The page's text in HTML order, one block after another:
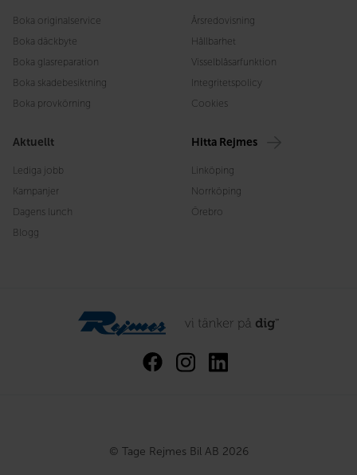
Boka originalservice
Boka däckbyte
Boka glasreparation
Boka skadebesiktning
Boka provkörning
Årsredovisning
Hållbarhet
Visselblåsarfunktion
Integritetspolicy
Cookies
Aktuellt
Lediga jobb
Kampanjer
Dagens lunch
Blogg
Hitta Rejmes
Linköping
Norrköping
Örebro
© Tage Rejmes Bil AB 2026